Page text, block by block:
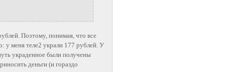
Поэтому, понимая, что все
у меня теле2 украли 177 рублей. У
украденное были получены
деньги (и гораздо